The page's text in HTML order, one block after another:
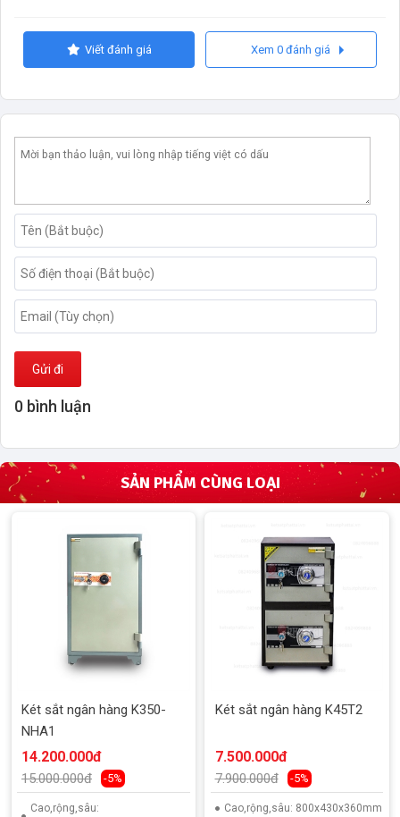
Viết đánh giá Xem 0 đánh giá
Gửi đi
0 bình luận
SẢN PHẨM CÙNG LOẠI
Két sắt ngân hàng K350-
NHA1
14.200.000đ
15.000.000đ -5%
Cao,rộng,sâu:
Két sắt ngân hàng K45T2
7.500.000đ
7.900.000đ -5%
Cao,rộng,sâu: 800x430x360mm